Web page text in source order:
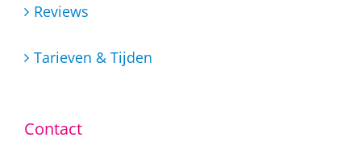
Reviews
Tarieven & Tijden
Contact